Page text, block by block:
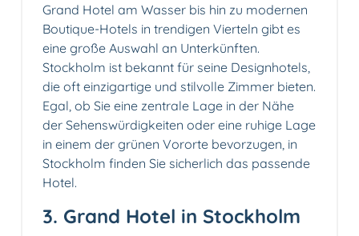
Grand Hotel am Wasser bis hin zu modernen
Boutique-Hotels in trendigen Vierteln gibt es
eine große Auswahl an Unterkünften.
Stockholm ist bekannt für seine Designhotels,
die oft einzigartige und stilvolle Zimmer bieten.
Egal, ob Sie eine zentrale Lage in der Nähe
der Sehenswürdigkeiten oder eine ruhige Lage
in einem der grünen Vororte bevorzugen, in
Stockholm finden Sie sicherlich das passende
Hotel.
3. Grand Hotel in Stockholm